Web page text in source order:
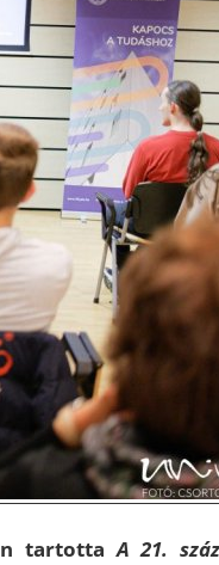
tartottaA 21.